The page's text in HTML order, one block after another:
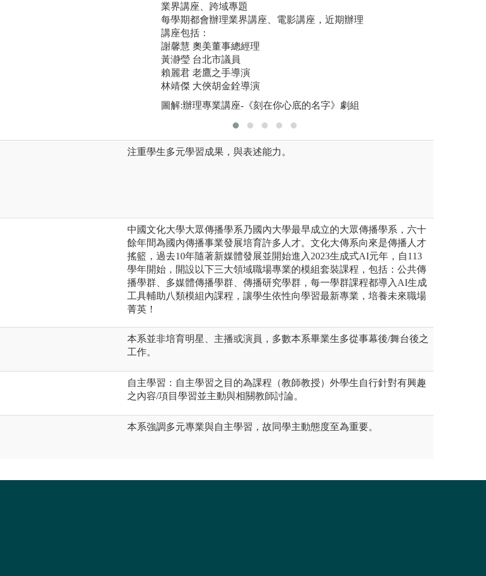
業界講座、跨域專題
每學期都會辦理業界講座、電影講座，近期辦理
講座包括：
謝馨慧 奧美董事總經理
黃瀞瑩 台北市議員
賴麗君 老鷹之手導演
林靖傑 大俠胡金銓導演
圖解:辦理專業講座-《刻在你心底的名字》劇組
注重學生多元學習成果，與表述能力。
中國文化大學大眾傳播學系乃國內大學最早成立的大眾傳播學系，六十
餘年間為國內傳播事業發展培育許多人才。文化大傳系向來是傳播人才
搖籃，過去10年隨著新媒體發展並開始進入2023生成式AI元年，自113
學年開始，開設以下三大領域職場專業的模組套裝課程，包括：公共傳
播學群、多媒體傳播學群、傳播研究學群，每一學群課程都導入AI生成
工具輔助八類模組內課程，讓學生依性向學習最新專業，培養未來職場
菁英！
本系並非培育明星、主播或演員，多數本系畢業生多從事幕後/舞台後之
工作。
自主學習：自主學習之目的為課程（教師教授）外學生自行針對有興趣
之內容/項目學習並主動與相關教師討論。
本系強調多元專業與自主學習，故同學主動態度至為重要。